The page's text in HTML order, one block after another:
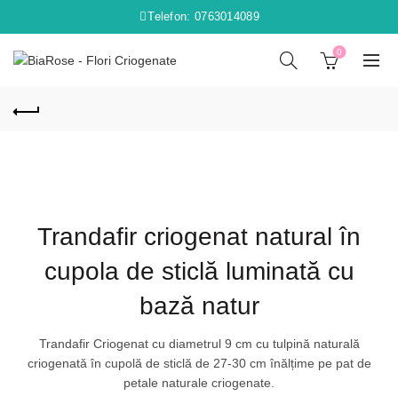
Telefon: 0763014089
0
Trandafir criogenat natural în
cupola de sticlă luminată cu
bază natur
Trandafir Criogenat cu diametrul 9 cm cu tulpină naturală
criogenată în cupolă de sticlă de 27-30 cm înălțime pe pat de
petale naturale criogenate.